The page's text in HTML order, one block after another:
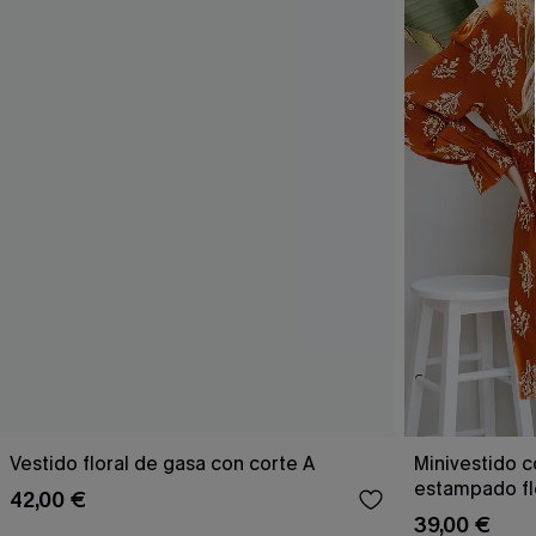
Vestido floral de gasa con corte A
42,00 €
Minivestido
estampado
quemado
39,00 €